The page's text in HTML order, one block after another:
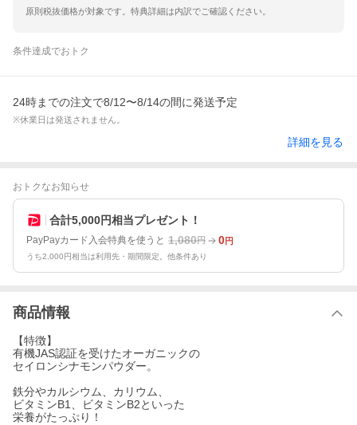
原則税抜価格が対象です。特典詳細は内訳でご確認ください。
条件達成でおトク
24時までの注文で8/12〜8/14の間に発送予定
※休業日は発送されません。
詳細を見る
おトクなお知らせ
合計5,000円相当プレゼント！
PayPayカード入会特典を使うと 1,080円 0円
うち2,000円相当は利用先・期間限定。他条件あり
商品情報
【特徴】
有機JAS認証を受けたオーガニックの
セイロンシナモンパウダー。
鉄分やカルシウム、カリウム、
ビタミンB1、ビタミンB2といった
栄養がたっぷり！